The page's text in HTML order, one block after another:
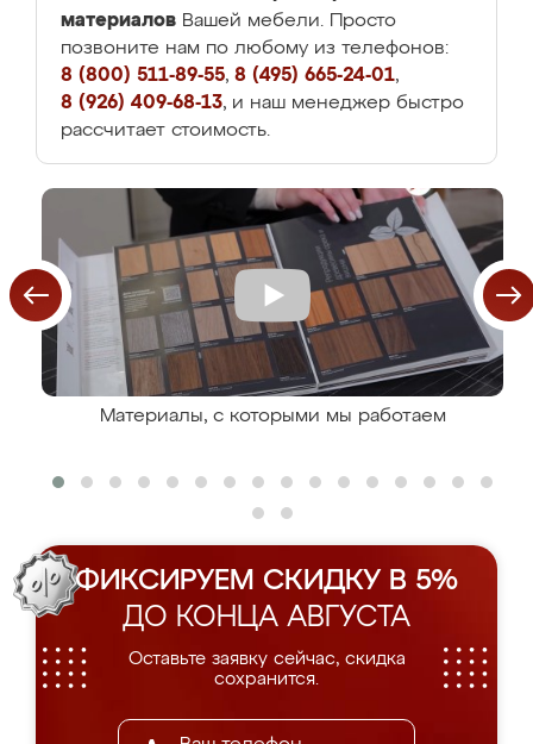
материалов Вашей мебели. Просто
позвоните нам по любому из телефонов:
8 (800) 511-89-55, 8 (495) 665-24-01,
8 (926) 409-68-13, и наш менеджер быстро
рассчитает стоимость.
Материалы, с которыми мы работаем
ФИКСИРУЕМ СКИДКУ В 5%
ДО КОНЦА АВГУСТА
Оставьте заявку сейчас, скидка
сохранится.